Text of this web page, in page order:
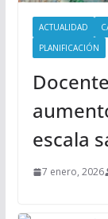
ACTUALIDAD
PLANIFICACIÓN
escala
7 enero, 2026